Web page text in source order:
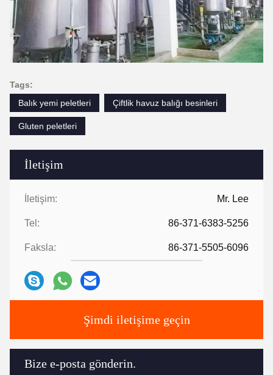
İletişim
İletişim: Mr. Lee
Tel: 86-371-6383-5256
Faksla: 86-371-5505-6096
Şimdi iletişime geçin
Bize e-posta gönderin.
Tags:
Balık yemi peletleri
Çiftlik havuz balığı besinleri
Gluten peletleri